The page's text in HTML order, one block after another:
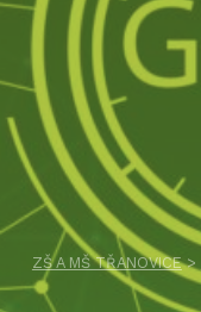
ZŠ A MŠ TŘANOVICE>